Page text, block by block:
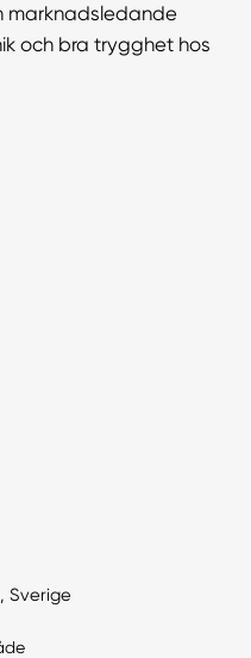
marknadsledande
och bra trygghet hos
Sverige